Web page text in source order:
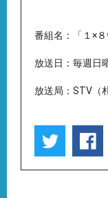
番組名：「１×８
放送日：毎週日
放送局：STV（